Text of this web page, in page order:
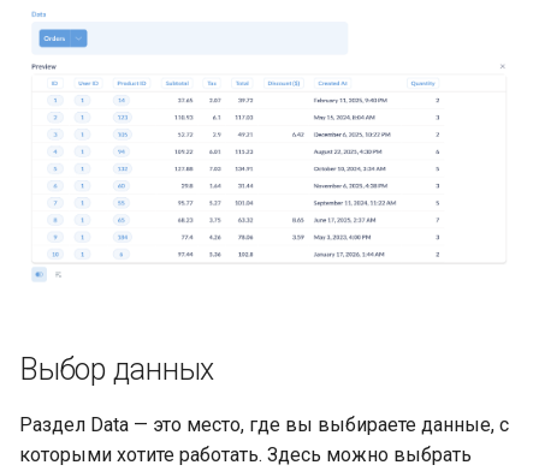
Выбор данных
Раздел Data — это место, где вы выбираете данные, с
которыми хотите работать. Здесь можно выбрать